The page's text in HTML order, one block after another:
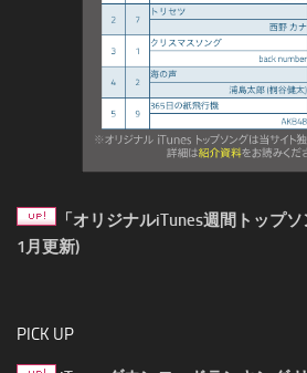
「オリジナルiTunes週間トップ
1月更新)
PICK UP